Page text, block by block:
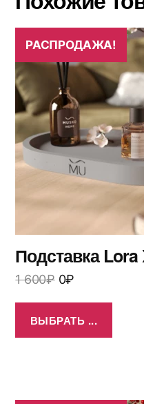
РАСПРОДАЖА!
Подставка Lora
1 600₽ 0₽
ВЫБРАТЬ ...